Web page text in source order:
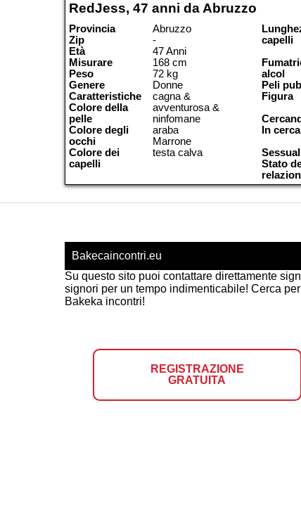
RedJess, 47 anni da Abruzzo
Provincia
Abruzzo
Zip
-
Età
47 Anni
Misurare
168 cm
Peso
72 kg
Genere
Donne
Caratteristiche
cagna &
avventurosa &
ninfomane
Colore della
pelle
araba
Colore degli
occhi
Marrone
Colore dei
capelli
testa calva
capelli
alcol
Peli
Figura
In
Stato
Bakecaincontri.eu
Su questo sito puoi contattare direttamente
signori per un tempo indimenticabile! Cerca per
Bakeka incontri!
REGISTRAZIONE
GRATUITA